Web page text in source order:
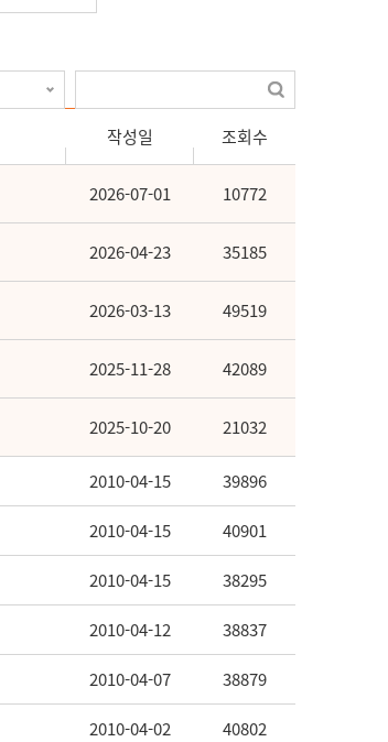
작성일 조회수
2026-07-01 10772
2026-04-23 35185
2026-03-13 49519
2025-11-28 42089
2025-10-20 21032
2010-04-15 39896
2010-04-15 40901
2010-04-15 38295
2010-04-12 38837
2010-04-07 38879
2010-04-02 40802